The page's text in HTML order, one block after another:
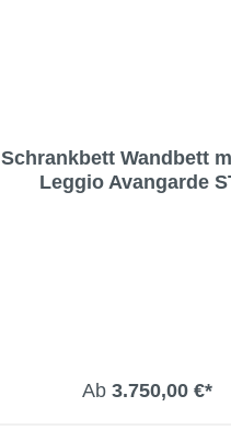
Schrankbett Wandbett
Leggio Avangarde
Ab 3.750,00 €*